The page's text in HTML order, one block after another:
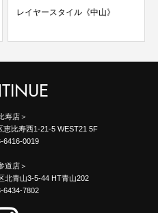
レイヤースタイル《中山》
寿店＞
比寿西1-21-5 WEST21 5F
0019
道店＞
青山3-5-44 HT青山202
7802